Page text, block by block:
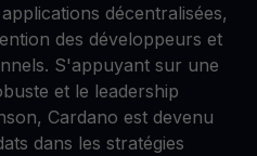
décentralisées,
des développeurs et
S'appuyant sur une
et le leadership
Cardano est devenu
dans les stratégies